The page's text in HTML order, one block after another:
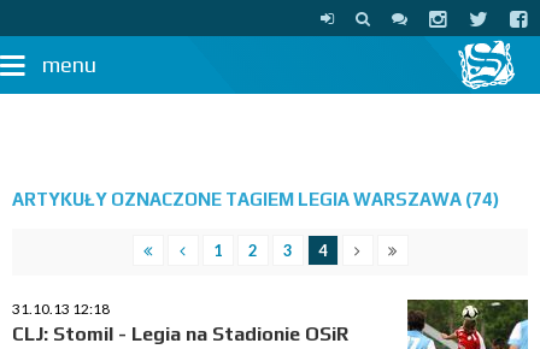
menu
ARTYKUŁY OZNACZONE TAGIEM LEGIA WARSZAWA (74)
1 2 3 4
31.10.13 12:18
CLJ: Stomil - Legia na Stadionie OSiR